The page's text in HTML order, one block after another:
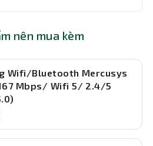
nên mua kèm
Wifi/Bluetooth Mercusys
Mbps/ Wifi 5/ 2.4/5